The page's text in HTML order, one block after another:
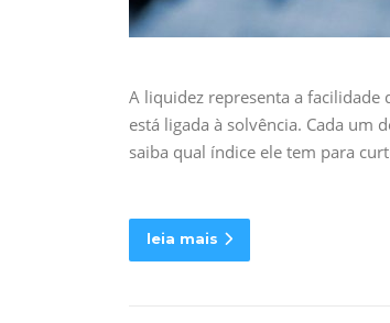
A liquidez representa a
está ligada à solvência. Cada um
saiba qual índice ele tem para
leia mais